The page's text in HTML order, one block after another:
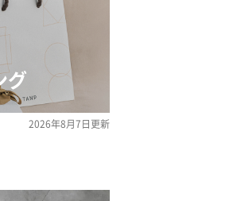
グ
2026年8月7日更新